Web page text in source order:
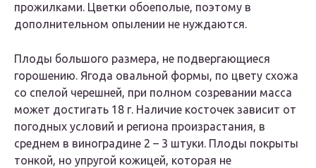
прожилками. Цветки обоеполые, поэтому в
дополнительном опылении не нуждаются.
Плоды большого размера, не подвергающиеся
горошению. Ягода овальной формы, по цвету схожа
со спелой черешней, при полном созревании масса
может достигать 18 г. Наличие косточек зависит от
погодных условий и региона произрастания, в
среднем в виноградине 2 – 3 штуки. Плоды покрыты
тонкой, но упругой кожицей, которая не